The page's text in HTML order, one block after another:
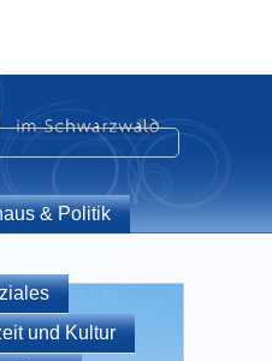
& Politik
und Kultur